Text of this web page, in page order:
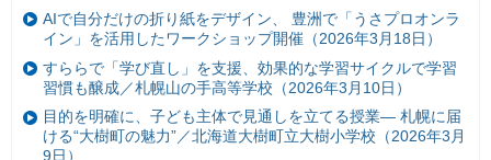
AIで自分だけの折り紙をデザイン、 豊洲で「うさプロオンラ
イン」を活用したワークショップ開催（2026年3月18日）
すららで「学び直し」を支援、効果的な学習サイクルで学習
習慣も醸成／札幌山の手高等学校（2026年3月10日）
目的を明確に、子ども主体で見通しを立てる授業— 札幌に届
ける“大樹町の魅力”／北海道大樹町立大樹小学校（2026年3月
9日）